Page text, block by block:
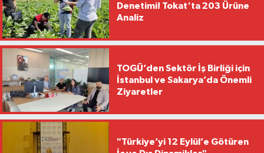
Denetimi! Tokat'ta 203 Ürüne
Analiz
TOGÜ’den Sektör İş Birliği için
İstanbul ve Sakarya’da Önemli
Ziyaretler
"Türkiye’yi 12 Eylül’e Götüren